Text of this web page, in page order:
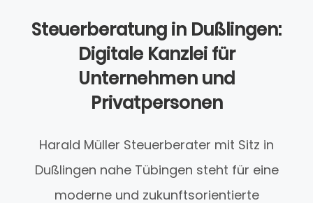
Steuerberatung in Dußlingen:
Digitale Kanzlei für
Unternehmen und
Privatpersonen
Harald Müller Steuerberater mit Sitz in
Dußlingen nahe Tübingen steht für eine
moderne und zukunftsorientierte